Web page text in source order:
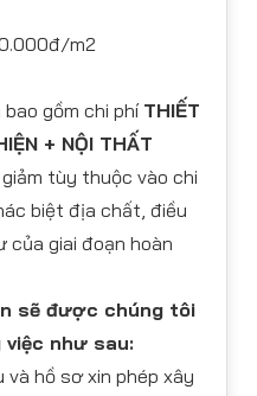
m2
gồm chi phí THIẾT
+ NỘI THẤT
tùy thuộc vào chi
biệt địa chất, điều
của giai đoạn hoàn
sẽ được chúng tôi
như sau:
và hồ sơ xin phép xây